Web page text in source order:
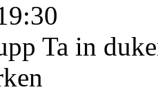
Ta in